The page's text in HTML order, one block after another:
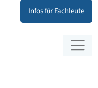
Infos für Fachleute